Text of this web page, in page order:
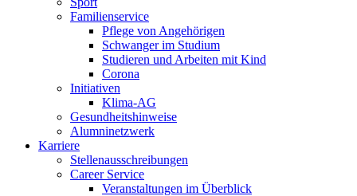
Familienservice
Pflege von Angehörigen
Schwanger im Studium
Studieren und Arbeiten mit Kind
Corona
Initiativen
Klima-AG
Gesundheitshinweise
Alumninetzwerk
Karriere
Stellenausschreibungen
Career Service
Veranstaltungen im Überblick